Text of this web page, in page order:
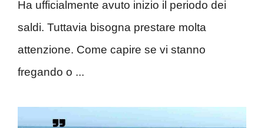
Ha ufficialmente avuto inizio il periodo dei
saldi. Tuttavia bisogna prestare molta
attenzione. Come capire se vi stanno
fregando o ...